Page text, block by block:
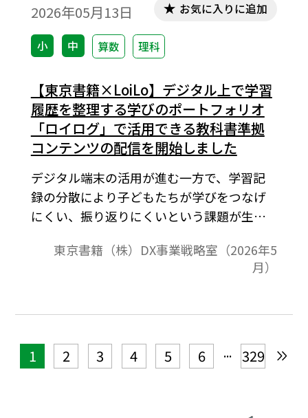
2026年05月13日
小 中 算数 理科
お気に入りに追加
【東京書籍×LoiLo】デジタル上で学習
履歴を整理する学びのポートフォリオ
「ロイログ」で活用できる教科書準拠
コンテンツの配信を開始しました
デジタル端末の活用が進む一方で、学習記
録の分散により子どもたちが学びをつなげ
にくい、振り返りにくいという課題が生ま
ート・スクール上に学習記録を集約するこ
とによって、子どもたちが自分の学びを見
ます。 単元カードを含む、ロイログの詳細
のポートフォリオ「ロイログ」の活用方法
～ デジタル上で、学習を整理する・振り返
東京書籍（株）DX事業戦略室（2026年5
月）
1 2 3 4 5 6 ... 329